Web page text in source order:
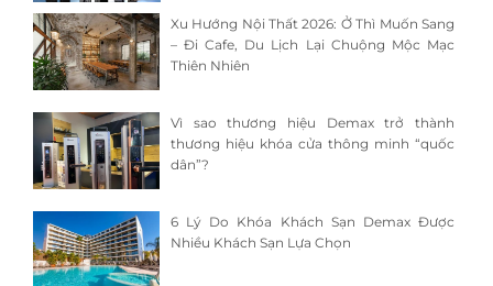
Xu Hướng Nội Thất 2026: Ở Thì Muốn Sang
– Đi Cafe, Du Lịch Lại Chuộng Mộc Mạc
Thiên Nhiên
Vì sao thương hiệu Demax trở thành
thương hiệu khóa cửa thông minh “quốc
dân”?
6 Lý Do Khóa Khách Sạn Demax Được
Nhiều Khách Sạn Lựa Chọn